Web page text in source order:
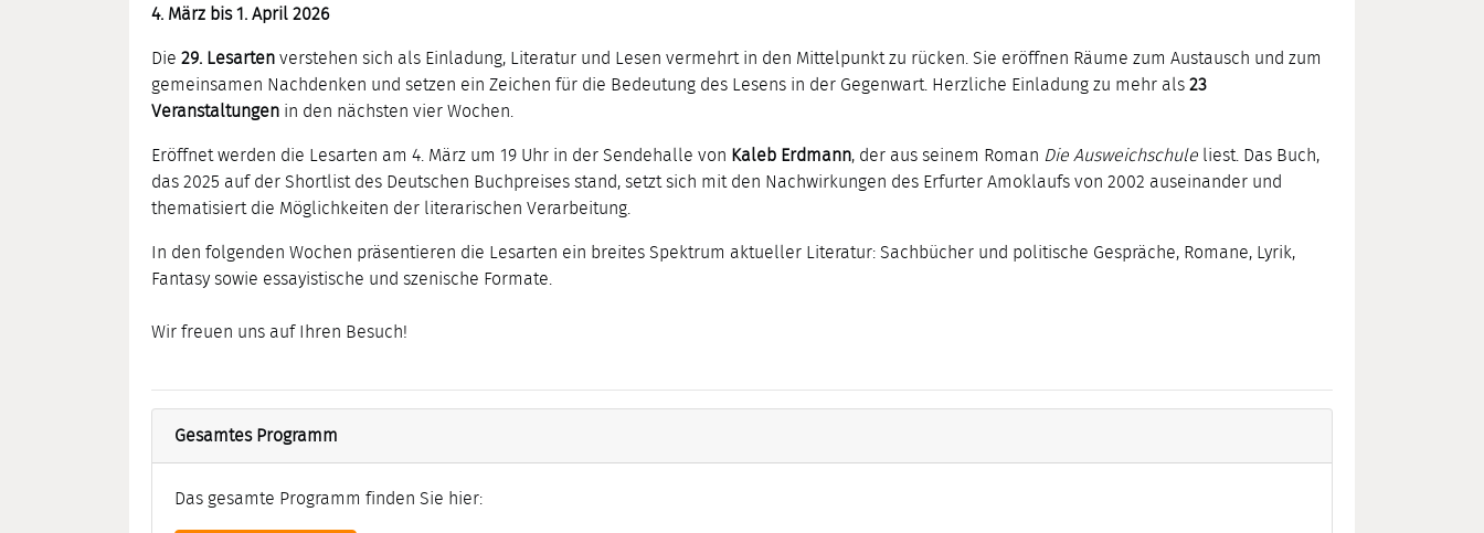
4. März bis 1. April 2026
Die 29. Lesarten verstehen sich als Einladung, Literatur und Lesen vermehrt in den Mittelpunkt zu rücken. Sie eröffnen Räume zum Austausch und zum
gemeinsamen Nachdenken und setzen ein Zeichen für die Bedeutung des Lesens in der Gegenwart. Herzliche Einladung zu mehr als 23
Veranstaltungen in den nächsten vier Wochen.
Eröffnet werden die Lesarten am 4. März um 19 Uhr in der Sendehalle von Kaleb Erdmann, der aus seinem Roman Die Ausweichschule liest. Das Buch,
das 2025 auf der Shortlist des Deutschen Buchpreises stand, setzt sich mit den Nachwirkungen des Erfurter Amoklaufs von 2002 auseinander und
thematisiert die Möglichkeiten der literarischen Verarbeitung.
In den folgenden Wochen präsentieren die Lesarten ein breites Spektrum aktueller Literatur: Sachbücher und politische Gespräche, Romane, Lyrik,
Fantasy sowie essayistische und szenische Formate.
Wir freuen uns auf Ihren Besuch!
Gesamtes Programm
Das gesamte Programm finden Sie hier: